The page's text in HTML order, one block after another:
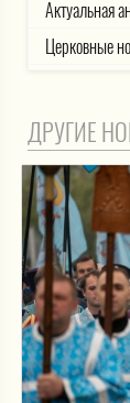
Актуальная
Церковные
ДРУГИЕ